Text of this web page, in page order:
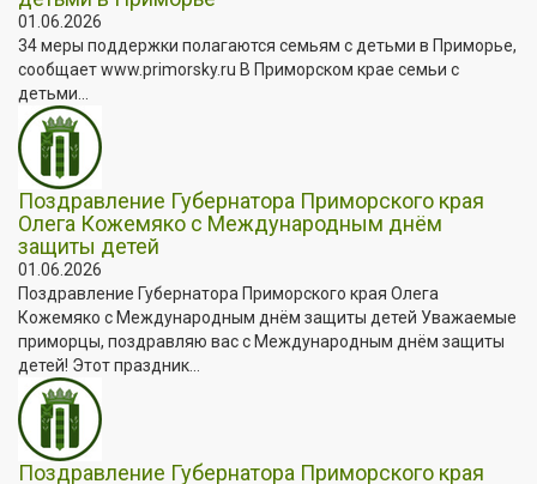
01.06.2026
34 меры поддержки полагаются семьям с детьми в Приморье,
сообщает www.primorsky.ru В Приморском крае семьи с
детьми...
Поздравление Губернатора Приморского края
Олега Кожемяко с Международным днём
защиты детей
01.06.2026
Поздравление Губернатора Приморского края Олега
Кожемяко с Международным днём защиты детей Уважаемые
приморцы, поздравляю вас с Международным днём защиты
детей! Этот праздник...
Поздравление Губернатора Приморского края